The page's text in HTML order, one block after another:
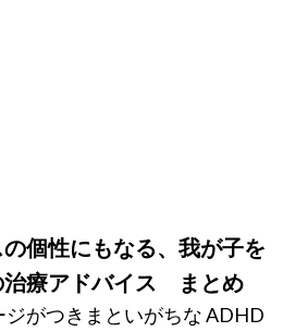
個性にもなる、我が子を
治療アドバイス まとめ
がつきまといがちな ADHD